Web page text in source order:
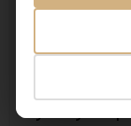
Výhody